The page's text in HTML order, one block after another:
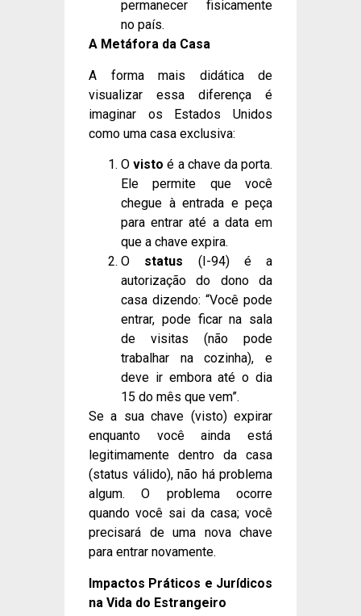
permanecer fisicamente
no país.
A Metáfora da Casa
A forma mais didática de
visualizar essa diferença é
imaginar os Estados Unidos
como uma casa exclusiva:
Ovisto é a chave da porta.
Ele permite que você
chegue à entrada e peça
para entrar até a data em
que a chave expira.
O status (I-94) é a
autorização do dono da
casa dizendo: “Você pode
entrar, pode ficar na sala
de visitas (não pode
trabalhar na cozinha), e
deve ir embora até o dia
15 do mês que vem”.
Se a sua chave (visto) expirar
enquanto você ainda está
legitimamente dentro da casa
(status válido), não há problema
algum. O problema ocorre
quando você sai da casa; você
precisará de uma nova chave
para entrar novamente.
Impactos Práticos e Jurídicos
na Vida do Estrangeiro